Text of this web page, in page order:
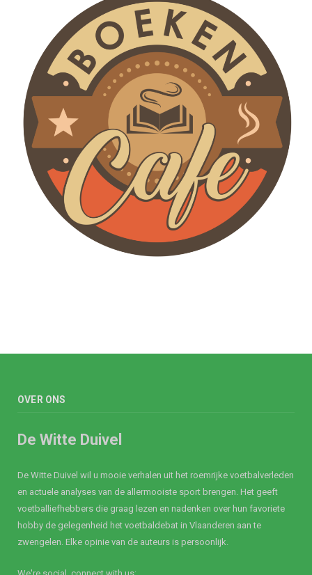
OVER ONS
De Witte Duivel
De Witte Duivel wil u mooie verhalen uit het roemrijke voetbalverleden
en actuele analyses van de allermooiste sport brengen. Het geeft
voetballiefhebbers die graag lezen en nadenken over hun favoriete
hobby de gelegenheid het voetbaldebat in Vlaanderen aan te
zwengelen. Elke opinie van de auteurs is persoonlijk.